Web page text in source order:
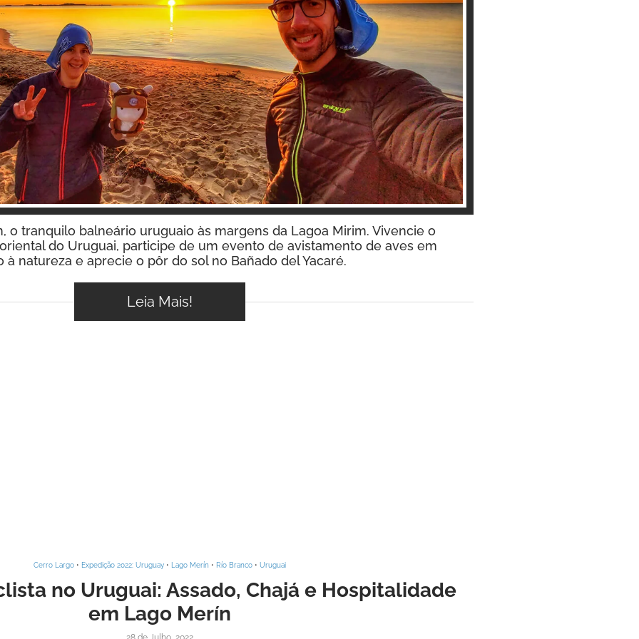
Inspire-se!
o tranquilo balneário uruguaio às margens da Lagoa Mirim. Vivencie o
do Uruguai, participe de um evento de avistamento de aves em
à natureza e aprecie o pôr do sol no Bañado del Yacaré.
Leia Mais!
Cerro Largo • Expedição 2022: Uruguay • Lago Merín • Río Branco • Uruguai
no Uruguai: Assado, Chajá e Hospitalidade
em Lago Merín